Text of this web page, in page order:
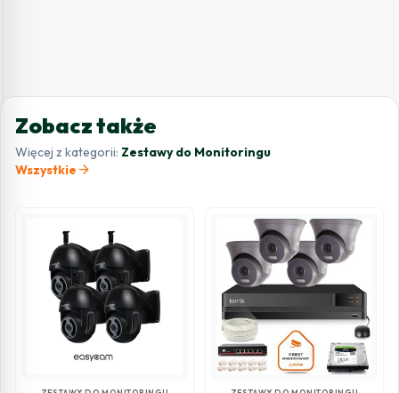
Zobacz także
Więcej z kategorii: Zestawy do Monitoringu
Wszystkie arrow_forward